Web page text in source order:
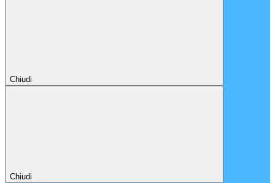
Chiudi
Chiudi